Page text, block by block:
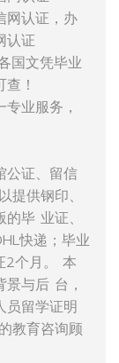
网认证，办
认证
国文凭毕业
！
业服务，
公证、留信
供钢印、
毕 业证、
快递；毕业
2个月。 本
与后 台，
员留学证明
教育咨询顾